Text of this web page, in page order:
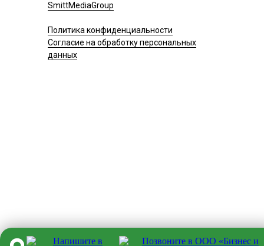
SmittMediaGroup
Политика конфиденциальности
Согласие на обработку персональных
данных